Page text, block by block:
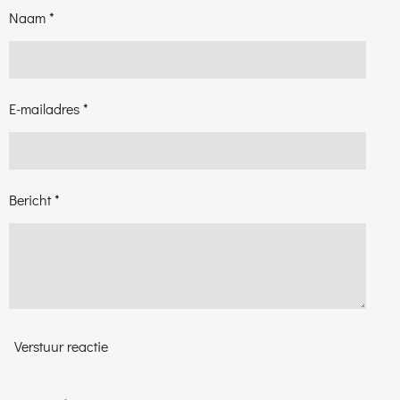
Naam *
E-mailadres *
Bericht *
Verstuur reactie